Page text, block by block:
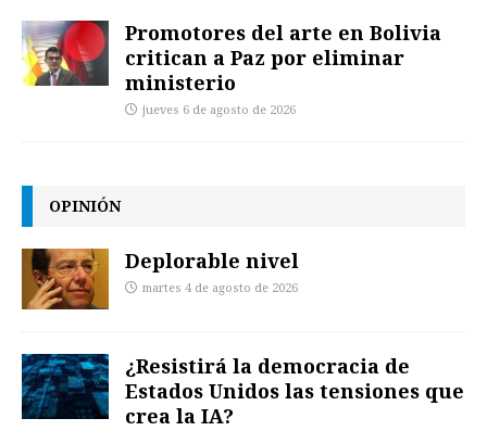
Promotores del arte en Bolivia
critican a Paz por eliminar
ministerio
jueves 6 de agosto de 2026
OPINIÓN
Deplorable nivel
martes 4 de agosto de 2026
¿Resistirá la democracia de
Estados Unidos las tensiones que
crea la IA?